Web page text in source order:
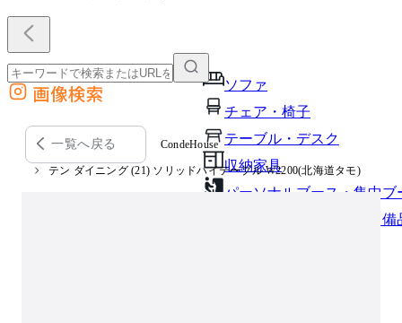
ソファ
チェア・椅子
テーブル・デスク
収納家具
パーソナルブース・集中ブ
オフィスアクセサリー・備
外部サイトの商品をカートに追加
他のサイトで見つけた商品ページのURLを貼り付けて、カートに追加できます
画像検索
一覧へ戻る CondeHouse
テン ダイニング (21) ソリッドハイテーブル W2200(北海道タモ)